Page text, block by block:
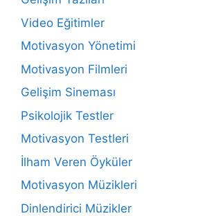
Video Eğitimler
Motivasyon Yönetimi
Motivasyon Filmleri
Gelişim Sineması
Psikolojik Testler
Motivasyon Testleri
İlham Veren Öyküler
Motivasyon Müzikleri
Dinlendirici Müzikler